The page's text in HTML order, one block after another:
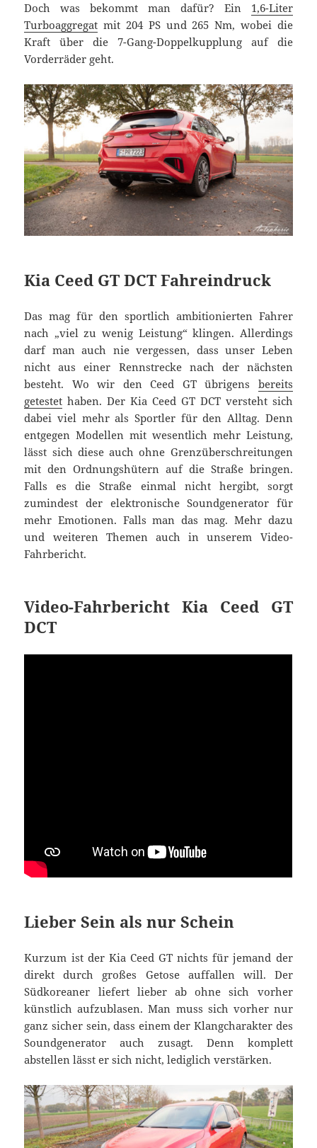
Doch was bekommt man dafür? Ein 1,6-Liter
Turboaggregat mit 204 PS und 265 Nm, wobei die
Kraft über die 7-Gang-Doppelkupplung auf die
Vorderräder geht.
Kia Ceed GT DCT Fahreindruck
Das mag für den sportlich ambitionierten Fahrer
nach „viel zu wenig Leistung“ klingen. Allerdings
darf man auch nie vergessen, dass unser Leben
nicht aus einer Rennstrecke nach der nächsten
besteht. Wo wir den Ceed GT übrigens bereits
getestet haben. Der Kia Ceed GT DCT versteht sich
dabei viel mehr als Sportler für den Alltag. Denn
entgegen Modellen mit wesentlich mehr Leistung,
lässt sich diese auch ohne Grenzüberschreitungen
mit den Ordnungshütern auf die Straße bringen.
Falls es die Straße einmal nicht hergibt, sorgt
zumindest der elektronische Soundgenerator für
mehr Emotionen. Falls man das mag. Mehr dazu
und weiteren Themen auch in unserem Video-
Fahrbericht.
Video-Fahrbericht Kia Ceed GT
DCT
Lieber Sein als nur Schein
Kurzum ist der Kia Ceed GT nichts für jemand der
direkt durch großes Getose auffallen will. Der
Südkoreaner liefert lieber ab ohne sich vorher
künstlich aufzublasen. Man muss sich vorher nur
ganz sicher sein, dass einem der Klangcharakter des
Soundgenerator auch zusagt. Denn komplett
abstellen lässt er sich nicht, lediglich verstärken.